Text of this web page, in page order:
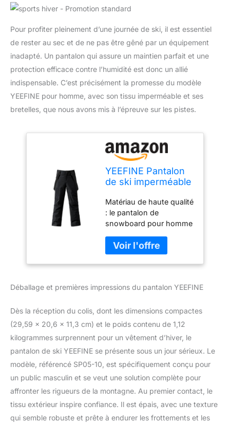
Pour profiter pleinement d’une journée de ski, il est essentiel
de rester au sec et de ne pas être gêné par un équipement
inadapté. Un pantalon qui assure un maintien parfait et une
protection efficace contre l’humidité est donc un allié
indispensable. C’est précisément la promesse du modèle
YEEFINE pour homme, avec son tissu imperméable et ses
bretelles, que nous avons mis à l’épreuve sur les pistes.
YEEFINE Pantalon
de ski imperméable
bretelles
Matériau de haute qualité
: le pantalon de
snowboard pour homme
durable, doublure
respirante et rempli de fil
de soie doux. Vous
flexible et confortable
snowboard. Détails du
pantalon de neige : le
pantalon de ski est doté
de sangles élastiques
amovibles et réglables,
d'une taille élastique
réglable, d'ouvertures
zippées, de poignets
élastiques intérieurs et
d'une fermeture éclair
Déballage et premières impressions du pantalon YEEFINE
Dès la réception du colis, dont les dimensions compactes
(29,59 x 20,6 x 11,3 cm) et le poids contenu de 1,12
kilogrammes surprennent pour un vêtement d’hiver, le
pantalon de ski YEEFINE se présente sous un jour sérieux. Le
modèle, référencé SP05-10, est spécifiquement conçu pour
un public masculin et se veut une solution complète pour
affronter les rigueurs de la montagne. Au premier contact, le
tissu extérieur inspire confiance. Il est épais, avec une texture
qui semble robuste et prête à endurer les frottements et les